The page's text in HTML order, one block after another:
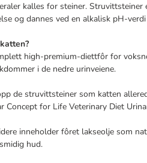
kalles for steiner. Struvittsteiner
og dannes ved en alkalisk pH-
high-premium-diettfôr for
i de nedre urinveiene.
de struvittsteiner som katten
for Life Veterinary Diet
inneholder fôret lakseolje som
hud.